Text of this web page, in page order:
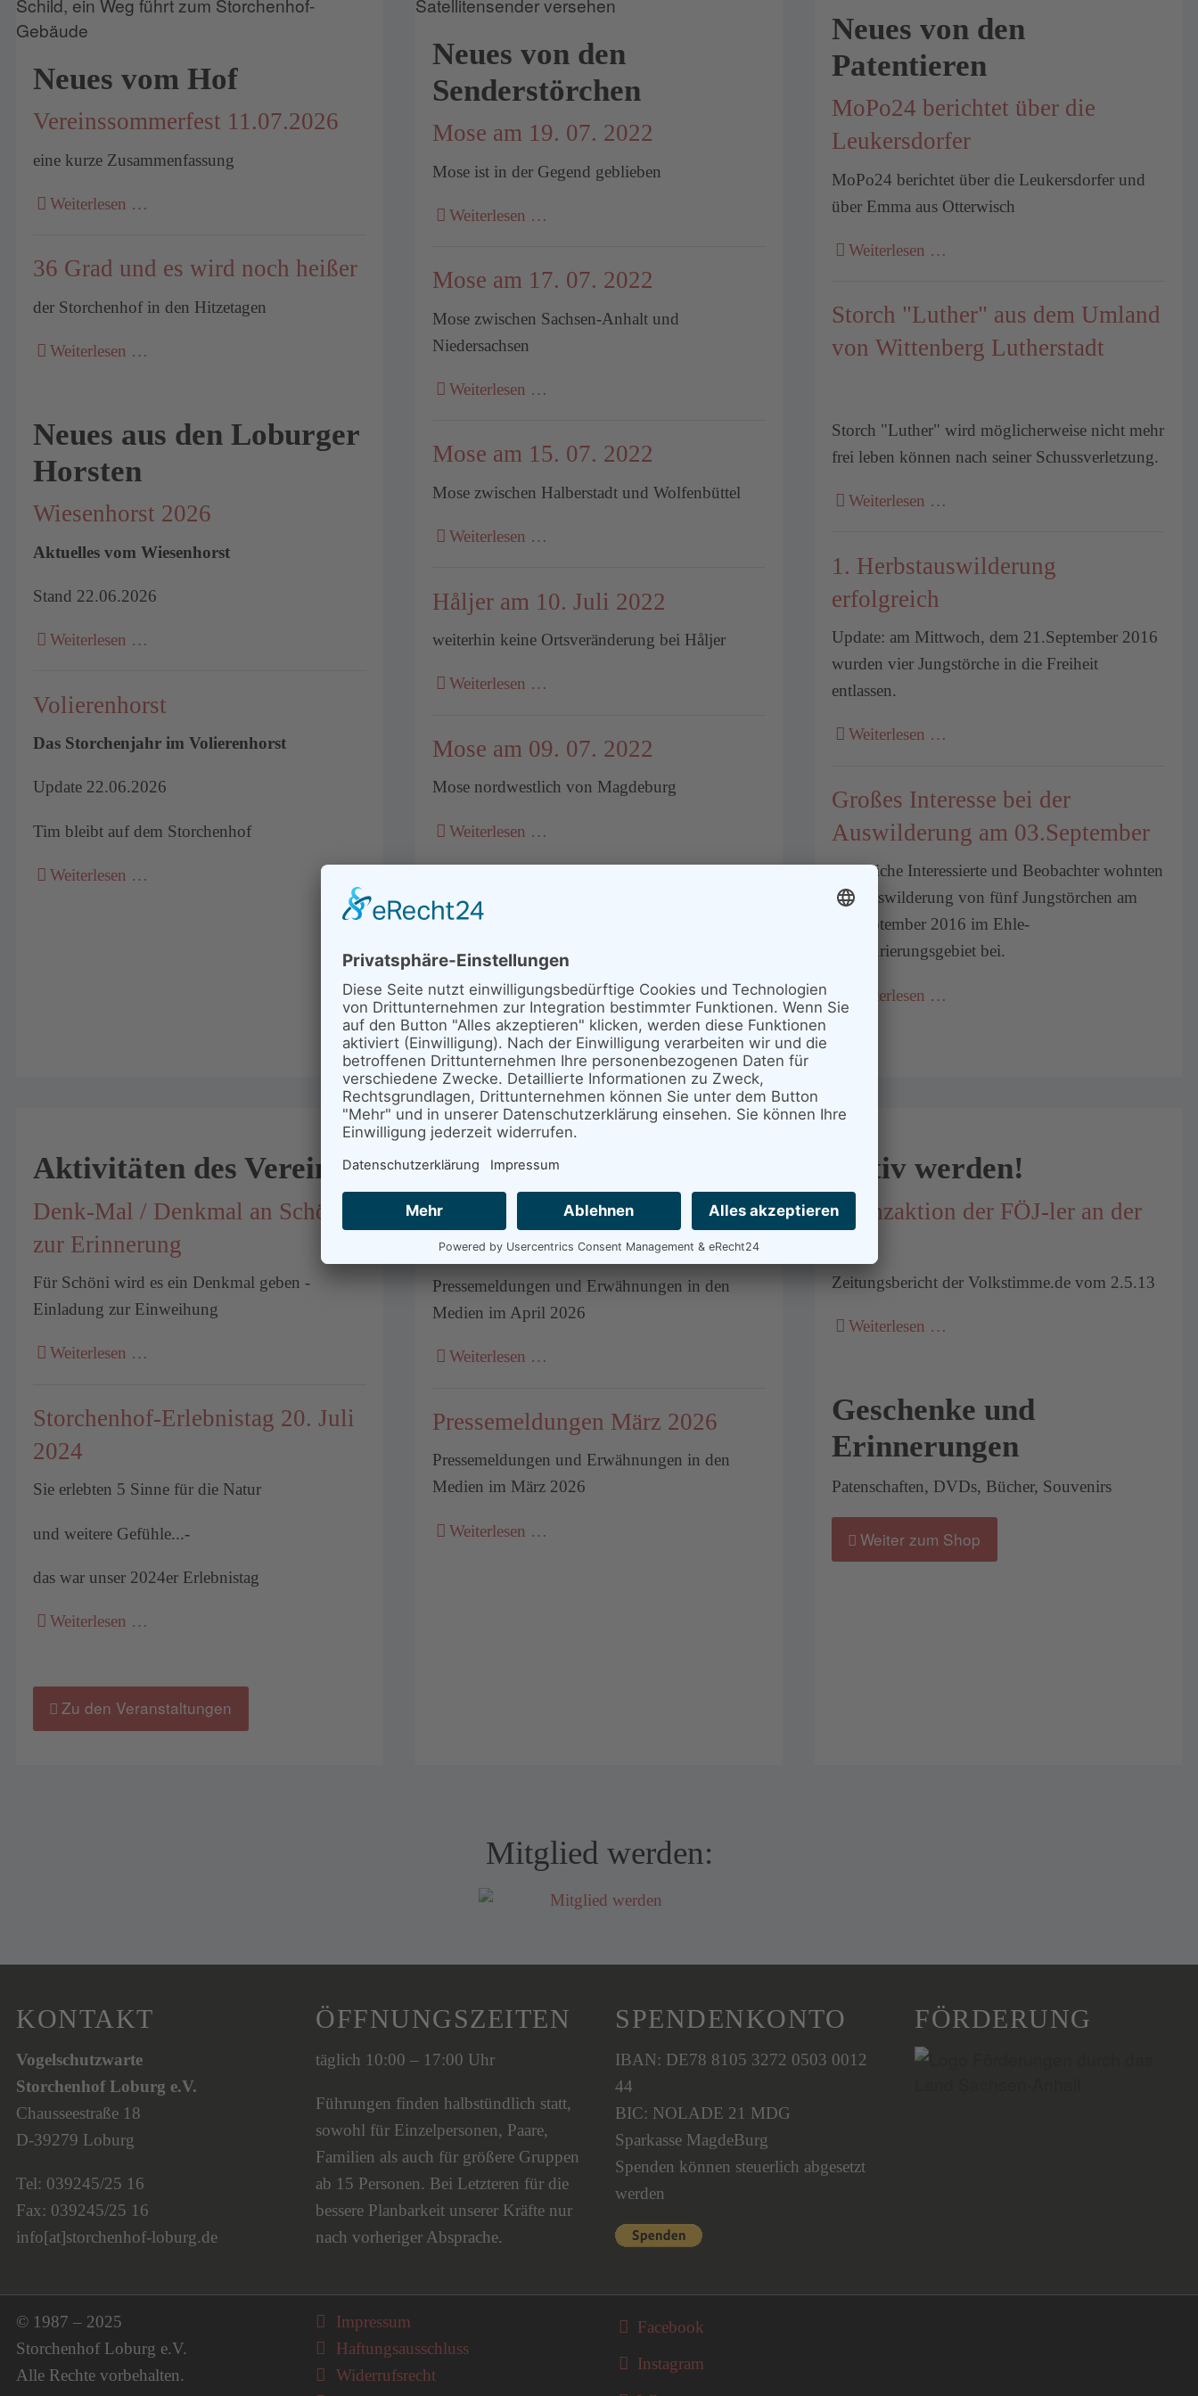
Neues vom Hof
Vereinssommerfest 11.07.2026
eine kurze Zusammenfassung
Weiterlesen …
36 Grad und es wird noch heißer
der Storchenhof in den Hitzetagen
Weiterlesen …
Neues aus den Loburger
Horsten
Wiesenhorst 2026
Aktuelles vom Wiesenhorst
Stand 22.06.2026
Weiterlesen …
Volierenhorst
Das Storchenjahr im Volierenhorst
Update 22.06.2026
Tim bleibt auf dem Storchenhof
Weiterlesen …
Neues von den
Senderstörchen
Mose am 19. 07. 2022
Mose ist in der Gegend geblieben
Weiterlesen …
Mose am 17. 07. 2022
Mose zwischen Sachsen-Anhalt und
Niedersachsen
Weiterlesen …
Mose am 15. 07. 2022
Mose zwischen Halberstadt und Wolfenbüttel
Weiterlesen …
Håljer am 10. Juli 2022
weiterhin keine Ortsveränderung bei Håljer
Weiterlesen …
Mose am 09. 07. 2022
Mose nordwestlich von Magdeburg
Weiterlesen …
Neues von den
Patentieren
MoPo24 berichtet über die
Leukersdorfer
MoPo24 berichtet über die Leukersdorfer und
über Emma aus Otterwisch
Weiterlesen …
Storch "Luther" aus dem Umland
von Wittenberg Lutherstadt
Storch "Luther" wird möglicherweise nicht mehr
frei leben können nach seiner Schussverletzung.
Weiterlesen …
1. Herbstauswilderung
erfolgreich
Update: am Mittwoch, dem 21.September 2016
wurden vier Jungstörche in die Freiheit
entlassen.
Weiterlesen …
Großes Interesse bei der
Auswilderung am 03.September
Zahlreiche Interessierte und Beobachter wohnten
der Auswilderung von fünf Jungstörchen am
03.September 2016 im Ehle-
Renaturierungsgebiet bei.
Weiterlesen …
Aktivitäten des Vereins
Denk-Mal / Denkmal an Schöni -
zur Erinnerung
Für Schöni wird es ein Denkmal geben -
Einladung zur Einweihung
Weiterlesen …
Storchenhof-Erlebnistag 20. Juli
2024
Sie erlebten 5 Sinne für die Natur
und weitere Gefühle...-
das war unser 2024er Erlebnistag
Weiterlesen …
Zu den Veranstaltungen
Der Storchenhof in den
Medien
Pressemeldungen April 2026
Pressemeldungen und Erwähnungen in den
Medien im April 2026
Weiterlesen …
Pressemeldungen März 2026
Pressemeldungen und Erwähnungen in den
Medien im März 2026
Weiterlesen …
Aktiv werden!
Pflanzaktion der FÖJ-ler an der
Zeitungsbericht der Volkstimme.de vom 2.5.13
Weiterlesen …
Geschenke und
Erinnerungen
Patenschaften, DVDs, Bücher, Souvenirs
Weiter zum Shop
Mitglied werden:
KONTAKT
Vogelschutzwarte
Storchenhof Loburg e.V.
Chausseestraße 18
D-39279 Loburg
Tel: 039245/25 16
Fax: 039245/25 16
info[at]storchenhof-loburg.de
ÖFFNUNGSZEITEN
täglich 10:00 – 17:00 Uhr
Führungen finden halbstündlich statt,
sowohl für Einzelpersonen, Paare,
Familien als auch für größere Gruppen
ab 15 Personen. Bei Letzteren für die
bessere Planbarkeit unserer Kräfte nur
nach vorheriger Absprache.
SPENDENKONTO
IBAN: DE78 8105 3272 0503 0012
44
BIC: NOLADE 21 MDG
Sparkasse MagdeBurg
Spenden können steuerlich abgesetzt
werden
FÖRDERUNG
© 1987 – 2025
Storchenhof Loburg e.V.
Alle Rechte vorbehalten.
Navigation überspringen
Impressum
Haftungsausschluss
Widerrufsrecht
Facebook
Instagram